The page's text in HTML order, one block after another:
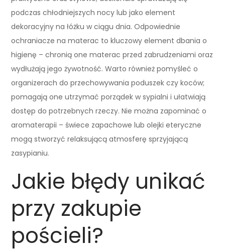
podczas chłodniejszych nocy lub jako element
dekoracyjny na łóżku w ciągu dnia. Odpowiednie
ochraniacze na materac to kluczowy element dbania o
higienę – chronią one materac przed zabrudzeniami oraz
wydłużają jego żywotność. Warto również pomyśleć o
organizerach do przechowywania poduszek czy koców;
pomagają one utrzymać porządek w sypialni i ułatwiają
dostęp do potrzebnych rzeczy. Nie można zapominać o
aromaterapii – świece zapachowe lub olejki eteryczne
mogą stworzyć relaksującą atmosferę sprzyjającą
zasypianiu.
Jakie błędy unikać
przy zakupie
pościeli?